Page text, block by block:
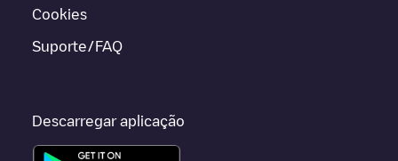
Cookies
Suporte/FAQ
Descarregar aplicação